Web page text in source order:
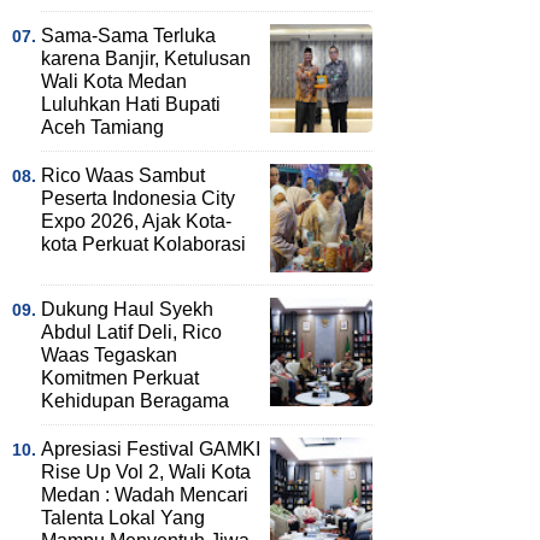
Sama-Sama Terluka
karena Banjir, Ketulusan
Wali Kota Medan
Luluhkan Hati Bupati
Aceh Tamiang
Rico Waas Sambut
Peserta Indonesia City
Expo 2026, Ajak Kota-
kota Perkuat Kolaborasi
Dukung Haul Syekh
Abdul Latif Deli, Rico
Waas Tegaskan
Komitmen Perkuat
Kehidupan Beragama
Apresiasi Festival GAMKI
Rise Up Vol 2, Wali Kota
Medan : Wadah Mencari
Talenta Lokal Yang